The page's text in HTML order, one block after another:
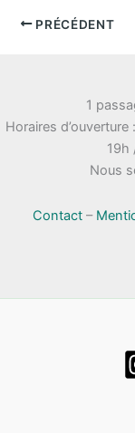
PRÉCÉDENT
1
Horaires
19h
Nous
Contact–